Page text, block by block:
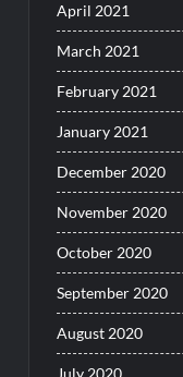
April 2021
March 2021
February 2021
January 2021
December 2020
November 2020
October 2020
September 2020
August 2020